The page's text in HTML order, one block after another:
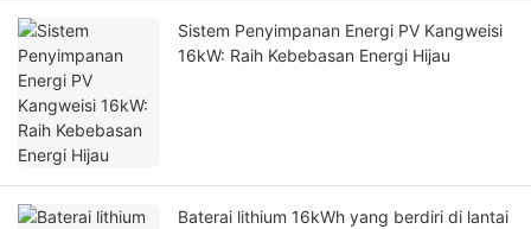
Sistem Penyimpanan Energi PV Kangweisi
16kW: Raih Kebebasan Energi Hijau
Baterai lithium 16kWh yang berdiri di lantai